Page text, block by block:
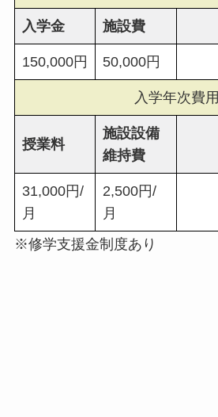
入学金 施設費
150,000円 50,000円
入学年次費用
授業料
施設設備
維持費
31,000円/
月
2,500円/
月
※修学支援金制度あり